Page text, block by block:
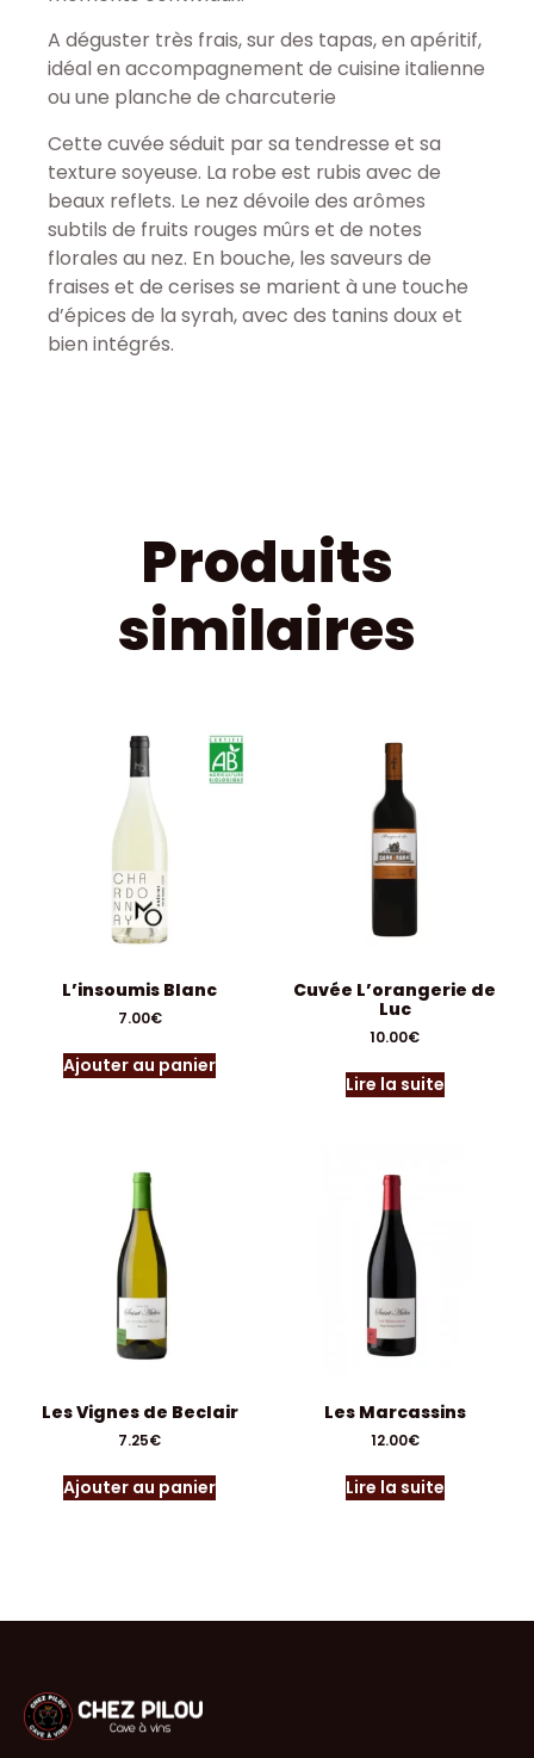
A déguster très frais, sur des tapas, en apéritif,
idéal en accompagnement de cuisine italienne
ou une planche de charcuterie
Cette cuvée séduit par sa tendresse et sa
texture soyeuse. La robe est rubis avec de
beaux reflets. Le nez dévoile des arômes
subtils de fruits rouges mûrs et de notes
florales au nez. En bouche, les saveurs de
fraises et de cerises se marient à une touche
d’épices de la syrah, avec des tanins doux et
bien intégrés.
Produits
similaires
L’insoumis Blanc
7.00€
Ajouter au panier
Cuvée L’orangerie de
Luc
10.00€
Lire la suite
Les Vignes de Beclair
7.25€
Ajouter au panier
Les Marcassins
12.00€
Lire la suite